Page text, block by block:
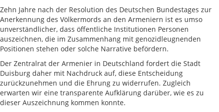
Zehn Jahre nach der Resolution des Deutschen Bundestages zur
Anerkennung des Völkermords an den Armeniern ist es umso
unverständlicher, dass öffentliche Institutionen Personen
auszeichnen, die im Zusammenhang mit genozidleugnenden
Positionen stehen oder solche Narrative befördern.
Der Zentralrat der Armenier in Deutschland fordert die Stadt
Duisburg daher mit Nachdruck auf, diese Entscheidung
zurückzunehmen und die Ehrung zu widerrufen. Zugleich
erwarten wir eine transparente Aufklärung darüber, wie es zu
dieser Auszeichnung kommen konnte.